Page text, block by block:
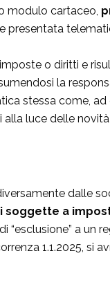
modulo cartaceo,
presentata
o diritti e
la
stessa come,
luce delle
dalle
a
a un
1.1.2025, si